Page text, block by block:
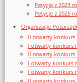
Petycje z 2023
Petycje z 2025
Organizacje
II otwarty konkurs
I otwarty konkurs
II otwarty konkurs
I otwarty konkurs
I otwarty konkurs